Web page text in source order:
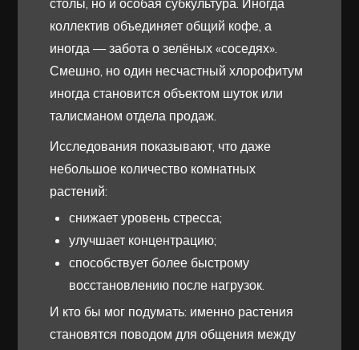
столы, но и особая субкультура. Иногда
коллектив объединяет общий кофе, а
иногда — забота о зелёных «соседях».
Смешно, но один несчастный хлорофитум
иногда становится объектом шуток или
талисманом отдела продаж.
Исследования показывают, что даже
небольшое количество комнатных
растений:
снижает уровень стресса;
улучшает концентрацию;
способствует более быстрому
восстановлению после нагрузок.
И кто бы мог подумать: именно растения
становятся поводом для общения между